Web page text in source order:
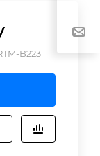
B223